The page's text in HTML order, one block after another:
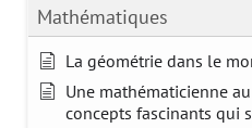
Mathématiques
La géométrie dans le
Une mathématicienne
concepts fascinants qui